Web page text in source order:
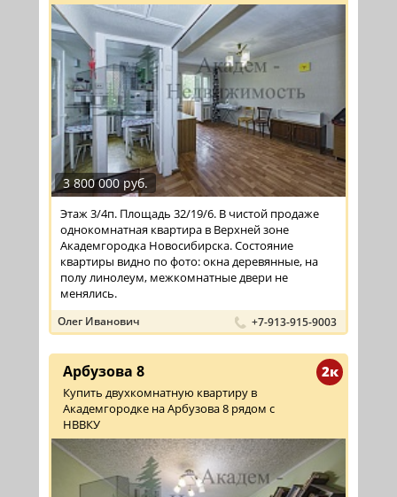
3 800 000 руб.
Этаж 3/4п. Площадь 32/19/6. В чистой продаже
однокомнатная квартира в Верхней зоне
Академгородка Новосибирска. Состояние
квартиры видно по фото: окна деревянные, на
полу линолеум, межкомнатные двери не
менялись.
Олег Иванович +7-913-915-9003
2к
Арбузова 8
Купить двухкомнатную квартиру в
Академгородке на Арбузова 8 рядом с
НВВКУ